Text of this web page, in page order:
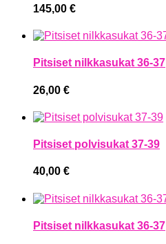
145,00 €
Pitsiset nilkkasukat 36-37
26,00 €
Pitsiset polvisukat 37-39
40,00 €
Pitsiset nilkkasukat 36-37